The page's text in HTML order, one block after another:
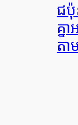
ជប៉ុ
គ្ន
តា